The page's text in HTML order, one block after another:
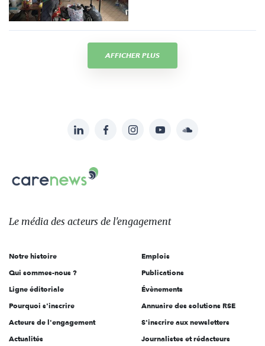
AFFICHER PLUS
sur:
LinkedInFacebookInstagramYouTubeSoundcloud
Carenews,
Le
des
l'engagement
Le média des acteurs de l'engagement
Notre histoire
Qui sommes-nous ?
Ligne éditoriale
Pourquoi s'inscrire
Acteurs de l'engagement
Actualités
Emplois
Publications
Évènements
Annuaire des solutions RSE
S'inscrire aux newsletters
Journalistes et rédacteurs